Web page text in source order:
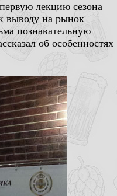
лекцию сезона
выводу на рынок
познавательную
об особенностях